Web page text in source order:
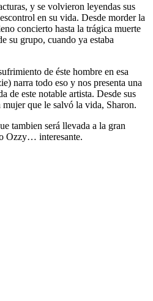
y se volvieron leyendas sus
en su vida. Desde morder la
concierto hasta la trágica muerte
su grupo, cuando ya estaba
de éste hombre en esa
narra todo eso y nos presenta una
de este notable artista. Desde sus
que le salvó la vida, Sharon.
tambien será llevada a la gran
Ozzy… interesante.